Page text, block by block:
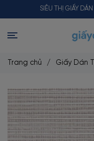
SIÊU THỊ GIẤY
Trang chủ / Giấy Dán